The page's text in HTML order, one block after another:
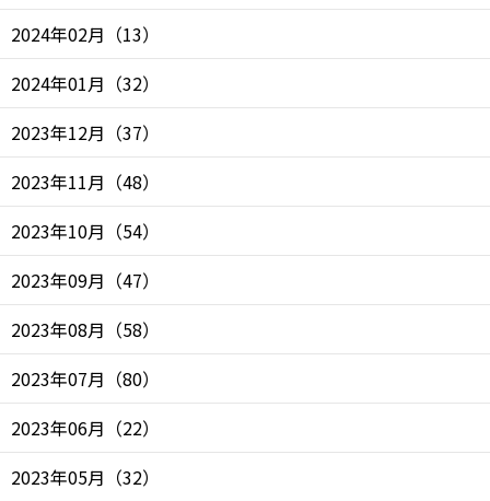
2024年02月 （13）
2024年01月 （32）
2023年12月 （37）
2023年11月 （48）
2023年10月 （54）
2023年09月 （47）
2023年08月 （58）
2023年07月 （80）
2023年06月 （22）
2023年05月 （32）